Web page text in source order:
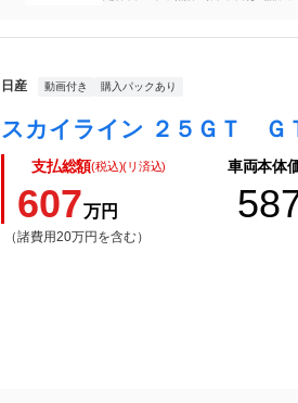
日産 動画付き 購入パックあり
支払総額(税込)(リ済込)
607万円
（諸費用20万円を含む）
車両本体